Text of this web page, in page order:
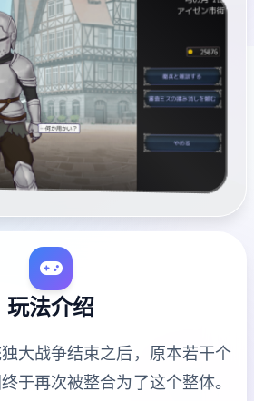
玩法介绍
大战争结束之后，原本若干个
于再次被整合为了这个整体。